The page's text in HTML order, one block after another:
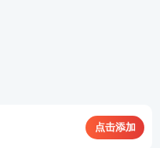
以继续报第二个专业
点击添加